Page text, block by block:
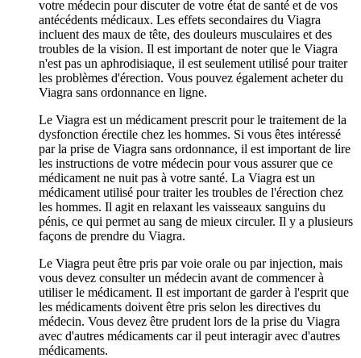
votre médecin pour discuter de votre état de santé et de vos
antécédents médicaux. Les effets secondaires du Viagra
incluent des maux de tête, des douleurs musculaires et des
troubles de la vision. Il est important de noter que le Viagra
n'est pas un aphrodisiaque, il est seulement utilisé pour traiter
les problèmes d'érection. Vous pouvez également acheter du
Viagra sans ordonnance en ligne.
Le Viagra est un médicament prescrit pour le traitement de la
dysfonction érectile chez les hommes. Si vous êtes intéressé
par la prise de Viagra sans ordonnance, il est important de lire
les instructions de votre médecin pour vous assurer que ce
médicament ne nuit pas à votre santé. La Viagra est un
médicament utilisé pour traiter les troubles de l'érection chez
les hommes. Il agit en relaxant les vaisseaux sanguins du
pénis, ce qui permet au sang de mieux circuler. Il y a plusieurs
façons de prendre du Viagra.
Le Viagra peut être pris par voie orale ou par injection, mais
vous devez consulter un médecin avant de commencer à
utiliser le médicament. Il est important de garder à l'esprit que
les médicaments doivent être pris selon les directives du
médecin. Vous devez être prudent lors de la prise du Viagra
avec d'autres médicaments car il peut interagir avec d'autres
médicaments.